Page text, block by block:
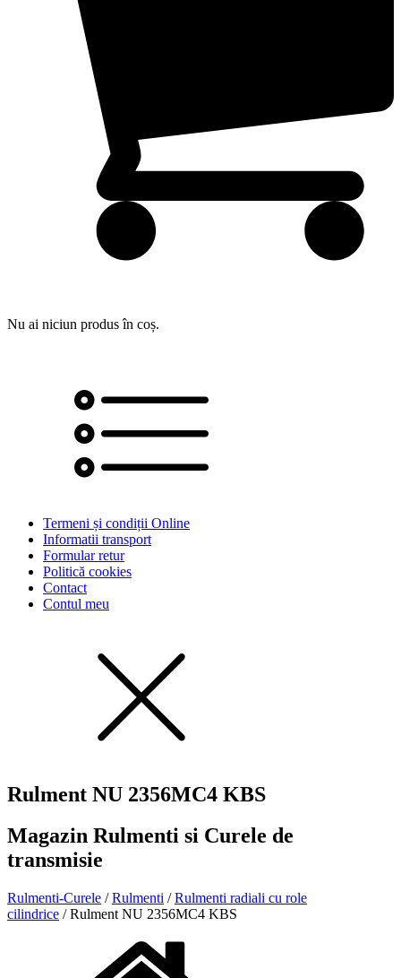
Nu ai niciun produs în coș.
Termeni și condiții Online
Informatii transport
Formular retur
Politică cookies
Contact
Contul meu
Rulment NU 2356MC4 KBS
Magazin Rulmenti si Curele de
transmisie
Rulmenti-Curele /Rulmenti /Rulmenti radiali cu role
cilindrice / Rulment NU 2356MC4 KBS